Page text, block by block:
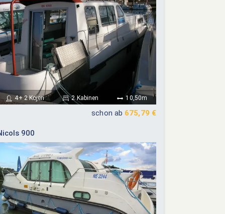
2026
Do Fr Sa So
03 04 05 06
10 11 12 13
Mo Di Mi Do
05 07
4+ 2 Kojen 2 Kabinen 10,50m
schon ab 675,79 €
900